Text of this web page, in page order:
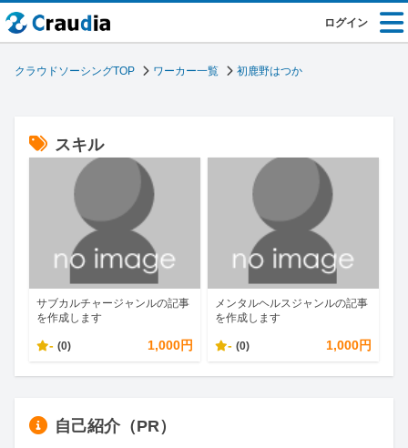
ログイン
クラウドソーシングTOP ワーカー一覧 初鹿野はつか
スキル
サブカルチャージャンルの記事
を作成します
- (0) 1,000円
メンタルヘルスジャンルの記事
を作成します
- (0) 1,000円
自己紹介（PR）